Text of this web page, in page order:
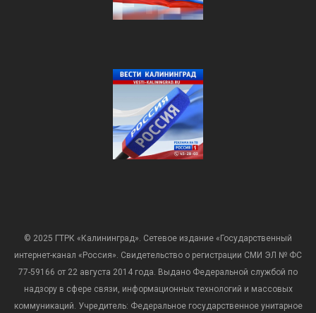
© 2025 ГТРК «Калининград». Сетевое издание «Государственный
интернет-канал «Россия». Свидетельство о регистрации СМИ ЭЛ № ФС
77-59166 от 22 августа 2014 года. Выдано Федеральной службой по
надзору в сфере связи, информационных технологий и массовых
коммуникаций. Учредитель: Федеральное государственное унитарное